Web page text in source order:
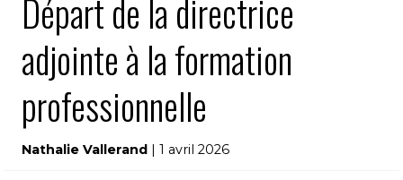
Départ de la directrice
adjointe à la formation
professionnelle
Nathalie Vallerand | 1 avril 2026